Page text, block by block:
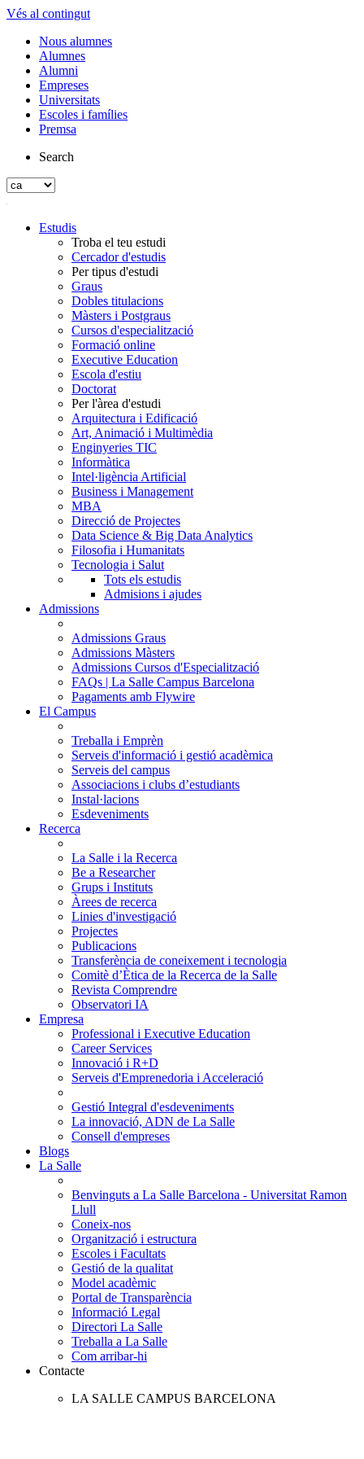
Vés al contingut
Nous alumnes
Alumnes
Alumni
Empreses
Universitats
Escoles i famílies
Premsa
Search
Estudis
Troba el teu estudi
Cercador d'estudis
Per tipus d'estudi
Graus
Dobles titulacions
Màsters i Postgraus
Cursos d'especialització
Formació online
Executive Education
Escola d'estiu
Doctorat
Per l'àrea d'estudi
Arquitectura i Edificació
Art, Animació i Multimèdia
Enginyeries TIC
Informàtica
Intel·ligència Artificial
Business i Management
MBA
Direcció de Projectes
Data Science & Big Data Analytics
Filosofia i Humanitats
Tecnologia i Salut
Tots els estudis
Admisions i ajudes
Admissions
Admissions Graus
Admissions Màsters
Admissions Cursos d'Especialització
FAQs | La Salle Campus Barcelona
Pagaments amb Flywire
El Campus
Treballa i Emprèn
Serveis d'informació i gestió acadèmica
Serveis del campus
Associacions i clubs d’estudiants
Instal·lacions
Esdeveniments
Recerca
La Salle i la Recerca
Be a Researcher
Grups i Instituts
Àrees de recerca
Linies d'investigació
Projectes
Publicacions
Transferència de coneixement i tecnologia
Comitè d’Ètica de la Recerca de la Salle
Revista Comprendre
Observatori IA
Empresa
Professional i Executive Education
Career Services
Innovació i R+D
Serveis d'Emprenedoria i Acceleració
Gestió Integral d'esdeveniments
La innovació, ADN de La Salle
Consell d'empreses
Blogs
La Salle
Benvinguts a La Salle Barcelona - Universitat Ramon
Llull
Coneix-nos
Organització i estructura
Escoles i Facultats
Gestió de la qualitat
Model acadèmic
Portal de Transparència
Informació Legal
Directori La Salle
Treballa a La Salle
Com arribar-hi
Contacte
LA SALLE CAMPUS BARCELONA